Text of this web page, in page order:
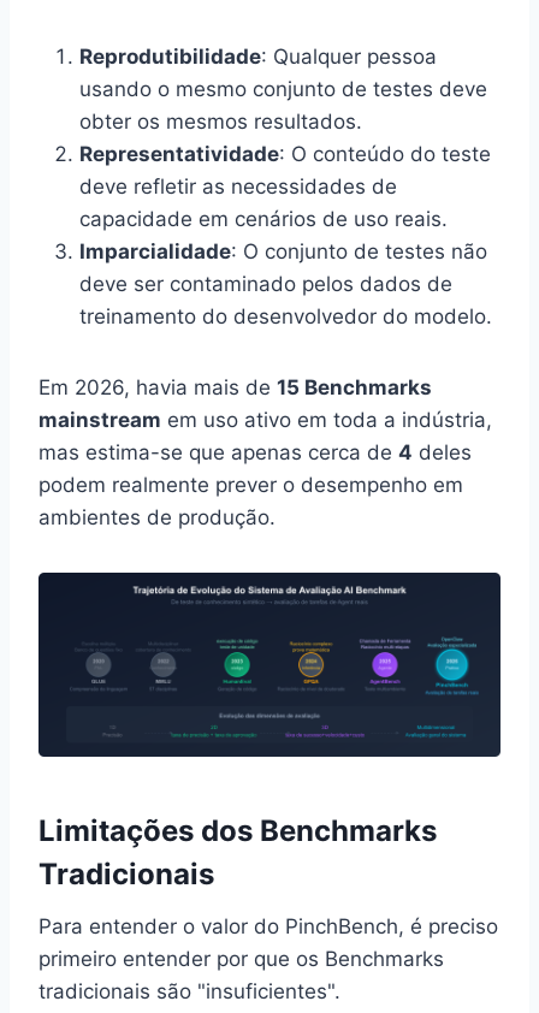
Reprodutibilidade: Qualquer pessoa
usando o mesmo conjunto de testes deve
obter os mesmos resultados.
Representatividade: O conteúdo do teste
deve refletir as necessidades de
capacidade em cenários de uso reais.
Imparcialidade: O conjunto de testes não
deve ser contaminado pelos dados de
treinamento do desenvolvedor do modelo.
Em 2026, havia mais de 15 Benchmarks
mainstream em uso ativo em toda a indústria,
mas estima-se que apenas cerca de 4 deles
podem realmente prever o desempenho em
ambientes de produção.
Limitações dos Benchmarks
Tradicionais
Para entender o valor do PinchBench, é preciso
primeiro entender por que os Benchmarks
tradicionais são "insuficientes".